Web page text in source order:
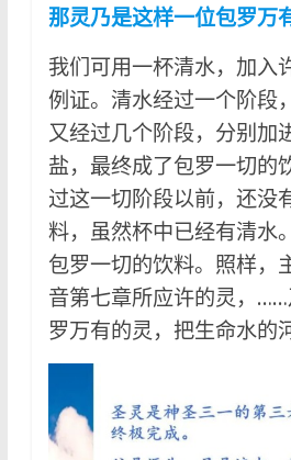
那灵乃是这样一位包罗万
我们可用一杯清水，加入
例证。清水经过一个阶段
又经过几个阶段，分别加
盐，最终成了包罗一切的
过这一切阶段以前，还没
料，虽然杯中已经有清水
包罗一切的饮料。照样，
音第七章所应许的灵，
罗万有的灵，把生命水的